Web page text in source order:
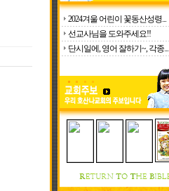
2024겨울 어린이 꽃동산성령...
선교사님을 도와주세요!!
단시일에, 영어 잘하기~, 각종...